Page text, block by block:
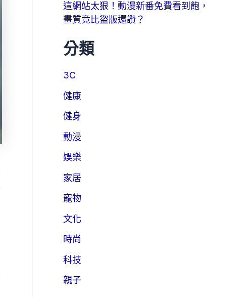
這網站太狠！動漫新番免費看到飽，
畫質竟比盜版還讚？
分類
3C
健康
健身
動漫
娛樂
家居
寵物
文化
時尚
科技
親子